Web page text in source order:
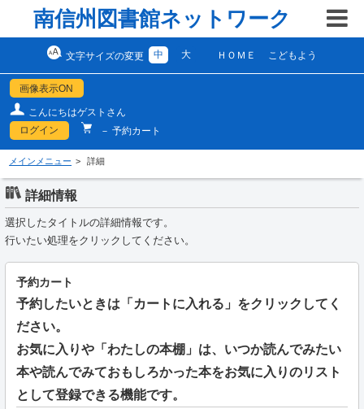
南信州図書館ネットワーク
文字サイズの変更 中 大 ＨＯＭＥ こどもよう
画像表示ON
こんにちはゲストさん
ログイン
－ 予約カート
メインメニュー 詳細
詳細情報
選択したタイトルの詳細情報です。
行いたい処理をクリックしてください。
予約カート
予約したいときは「カートに入れる」をクリックしてく
ださい。
お気に入りや「わたしの本棚」は、いつか読んでみたい
本や読んでみておもしろかった本をお気に入りのリスト
として登録できる機能です。